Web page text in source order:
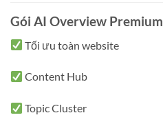
Gói AI Overview Premium
Tối ưu toàn website
Content Hub
Topic Cluster